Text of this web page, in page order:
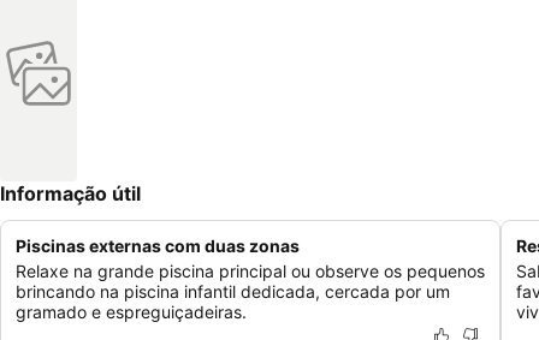
Informação útil
Piscinas externas com duas zonas
Relaxe na grande piscina principal ou observe os pequenos
brincando na piscina infantil dedicada, cercada por um
gramado e espreguiçadeiras.